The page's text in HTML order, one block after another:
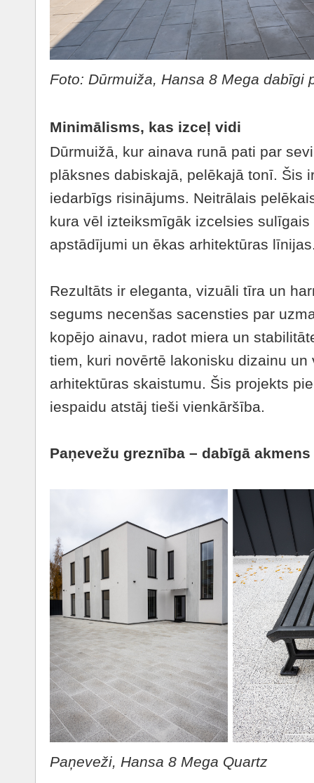
Foto: Dūrmuiža, Hansa 8 Mega dabīgi
Minimālisms, kas izceļ vidi
Dūrmuižā, kur ainava runā pati par
plāksnes dabiskajā, pelēkajā tonī. Šis
iedarbīgs risinājums. Neitrālais
kura vēl izteiksmīgāk izcelsies
apstādījumi un ēkas arhitektūras
Rezultāts ir eleganta, vizuāli tīra un
segums necenšas sacensties par
kopējo ainavu, radot miera un
tiem, kuri novērtē lakonisku dizainu
arhitektūras skaistumu. Šis projekts
iespaidu atstāj tieši vienkāršība.
Paņevežu greznība – dabīgā
Paņeveži, Hansa 8 Mega Quartz